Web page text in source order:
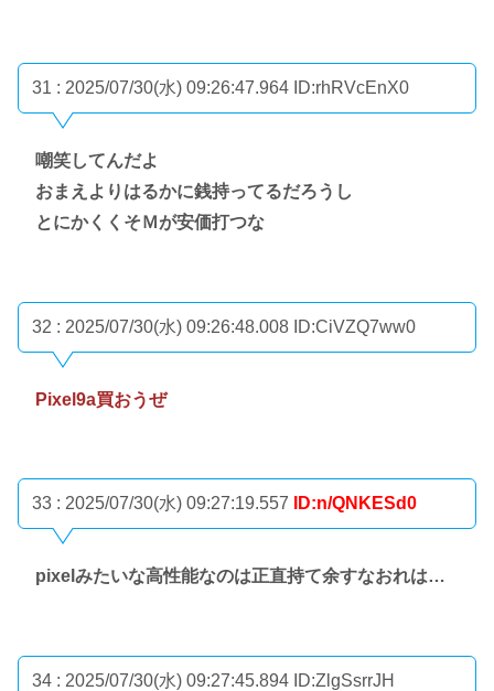
31 : 2025/07/30(水) 09:26:47.964 ID:rhRVcEnX0
嘲笑してんだよ
おまえよりはるかに銭持ってるだろうし
とにかくくそＭが安価打つな
32 : 2025/07/30(水) 09:26:48.008 ID:CiVZQ7ww0
Pixel9a買おうぜ
33 : 2025/07/30(水) 09:27:19.557 ID:n/QNKESd0
pixelみたいな高性能なのは正直持て余すなおれは…
34 : 2025/07/30(水) 09:27:45.894 ID:ZlgSsrrJH